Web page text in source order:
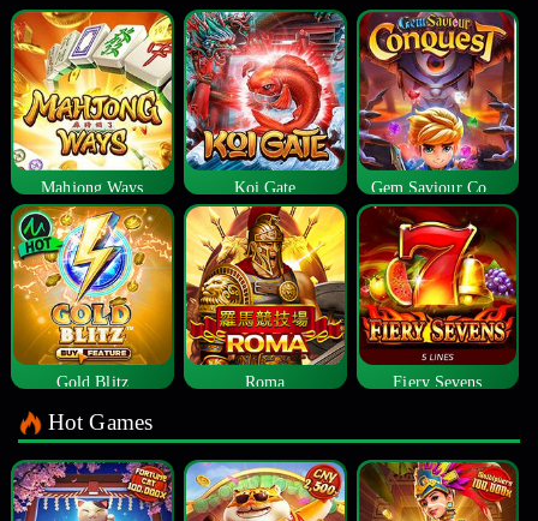
Mahjong Ways Koi Gate Gem Saviour Conquest
Gold Blitz Roma Fiery Sevens
Hot Games